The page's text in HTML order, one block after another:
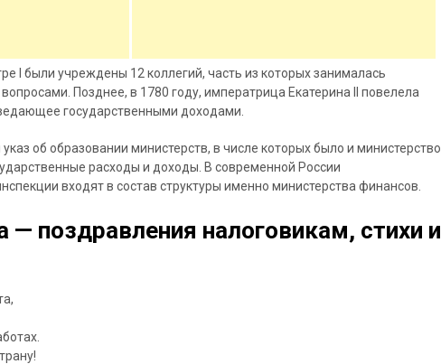
I были учреждены 12 коллегий, часть из которых занималась
Позднее, в 1780 году, императрица Екатерина II повелела
государственными доходами.
об образовании министерств, в числе которых было и министерство
расходы и доходы. В современной России
входят в состав структуры именно министерства финансов.
— поздравления налоговикам, стихи и